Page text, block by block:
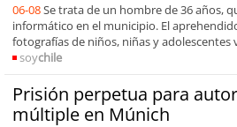
06-08Se trata de un hombre de 36 años,
informático en el municipio. El
fotografías de niños, niñas y
soychile
Prisión perpetua para
múltiple en Múnich